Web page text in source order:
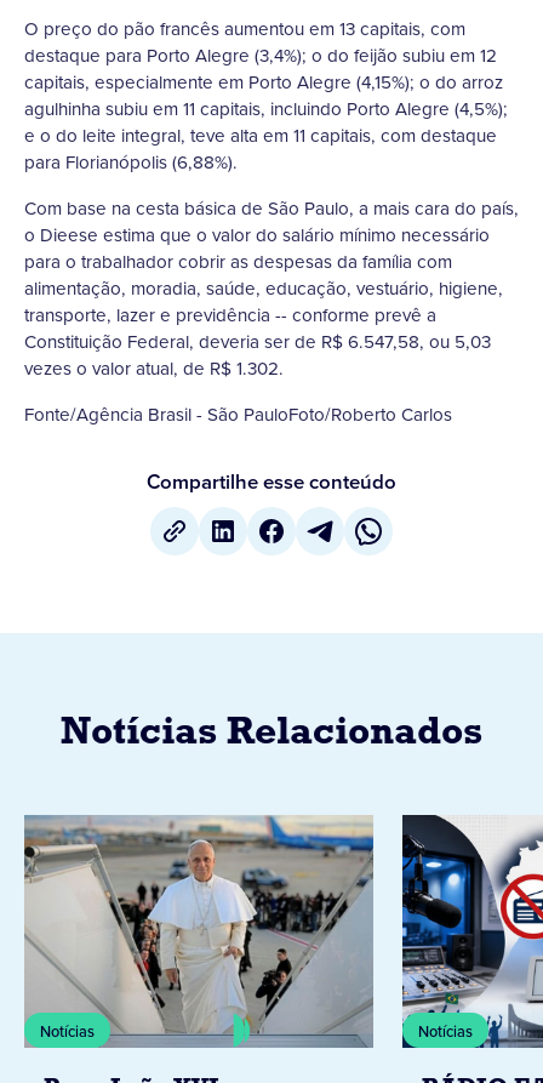
O preço do pão francês aumentou em 13 capitais, com
destaque para Porto Alegre (3,4%); o do feijão subiu em 12
capitais, especialmente em Porto Alegre (4,15%); o do arroz
agulhinha subiu em 11 capitais, incluindo Porto Alegre (4,5%);
e o do leite integral, teve alta em 11 capitais, com destaque
para Florianópolis (6,88%).
Com base na cesta básica de São Paulo, a mais cara do país,
o Dieese estima que o valor do salário mínimo necessário
para o trabalhador cobrir as despesas da família com
alimentação, moradia, saúde, educação, vestuário, higiene,
transporte, lazer e previdência -- conforme prevê a
Constituição Federal, deveria ser de R$ 6.547,58, ou 5,03
vezes o valor atual, de R$ 1.302.
Fonte/Agência Brasil - São PauloFoto/Roberto Carlos
Compartilhe esse conteúdo
Notícias Relacionados
Notícias Notícias